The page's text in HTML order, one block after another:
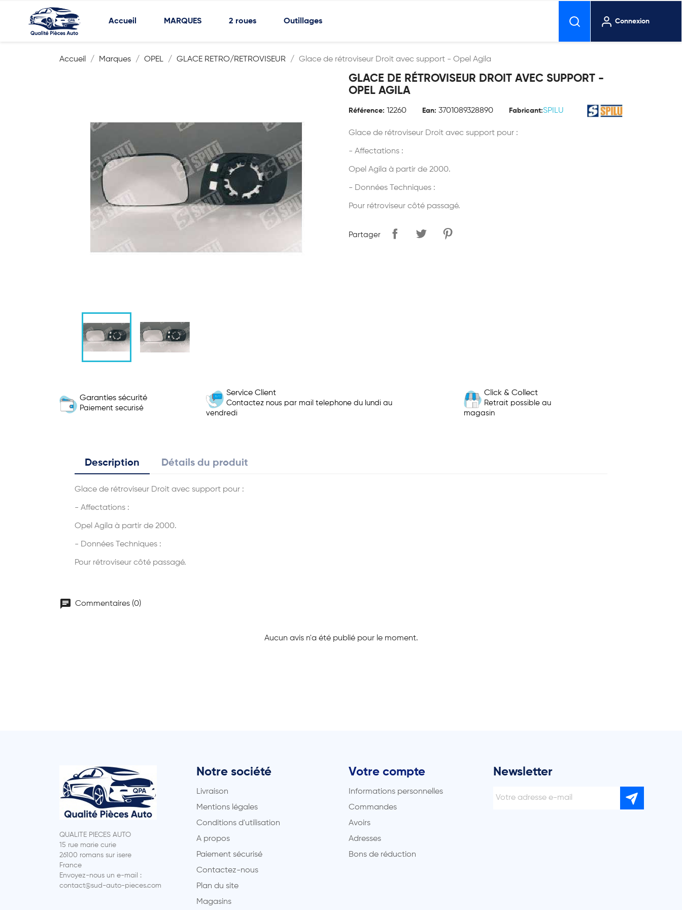
Accueil MARQUES 2 roues Outillages Connexion
Accueil Marques OPEL GLACE RETRO/RETROVISEUR Glace de rétroviseur Droit avec support - Opel Agila
GLACE DE RÉTROVISEUR DROIT AVEC SUPPORT -
OPEL AGILA
Référence: 12260 Ean: 3701089328890 Fabricant:SPILU
Glace de rétroviseur Droit avec support pour :
- Affectations :
Opel Agila à partir de 2000.
- Données Techniques :
Pour rétroviseur côté passagé.
Partager
Garanties sécurité
Paiement securisé
Service Client
Contactez nous par mail telephone du lundi au
vendredi
Click & Collect
Retrait possible au
magasin
Description Détails du produit
Glace de rétroviseur Droit avec support pour :
- Affectations :
Opel Agila à partir de 2000.
- Données Techniques :
Pour rétroviseur côté passagé.
chat Commentaires (0)
Aucun avis n'a été publié pour le moment.
QUALITE PIECES AUTO
15 rue marie curie
26100 romans sur isere
France
Envoyez-nous un e-mail :
contact@sud-auto-pieces.com
Notre société
Livraison
Mentions légales
Conditions d'utilisation
A propos
Paiement sécurisé
Contactez-nous
Plan du site
Magasins
Votre compte
Informations personnelles
Commandes
Avoirs
Adresses
Bons de réduction
Newsletter